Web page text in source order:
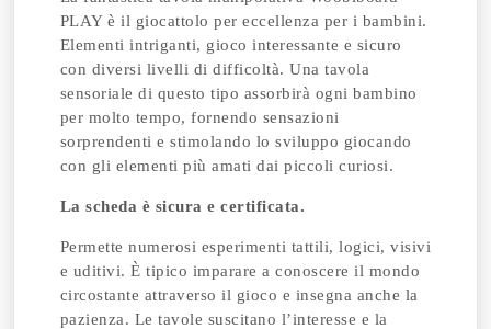
PLAY è il giocattolo per eccellenza per i bambini.
Elementi intriganti, gioco interessante e sicuro
con diversi livelli di difficoltà. Una tavola
sensoriale di questo tipo assorbirà ogni bambino
per molto tempo, fornendo sensazioni
sorprendenti e stimolando lo sviluppo giocando
con gli elementi più amati dai piccoli curiosi.
La scheda è sicura e certificata.
Permette numerosi esperimenti tattili, logici, visivi
e uditivi. È tipico imparare a conoscere il mondo
circostante attraverso il gioco e insegna anche la
pazienza. Le tavole suscitano l’interesse e la